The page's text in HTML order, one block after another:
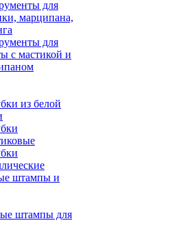
для
марципана,
для
с мастикой и
из белой
штампы и
штампы для